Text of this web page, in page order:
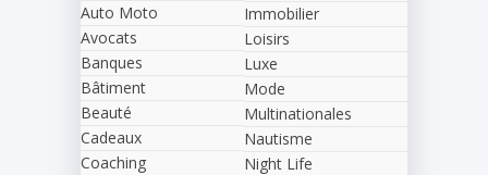
Auto Moto
Avocats
Banques
Bâtiment
Beauté
Cadeaux
Coaching
Immobilier
Loisirs
Luxe
Mode
Multinationales
Nautisme
Night Life